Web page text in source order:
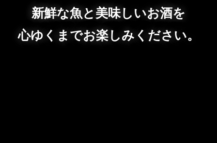
新鮮な魚と美味しいお酒を
心ゆくまでお楽しみください。